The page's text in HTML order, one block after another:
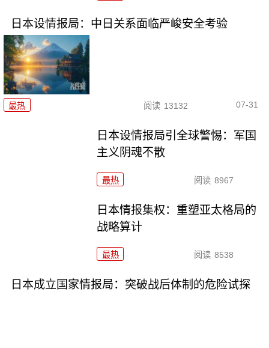
日本设情报局：中日关系面临严峻安全考验
最热 阅读 13132 07-31
日本设情报局引全球警惕：军国
主义阴魂不散
最热 阅读 8967
日本情报集权：重塑亚太格局的
战略算计
最热 阅读 8538
日本成立国家情报局：突破战后体制的危险试探